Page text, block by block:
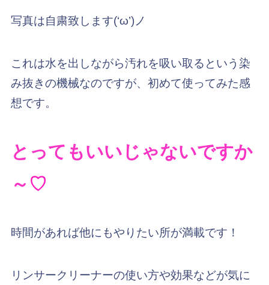
写真は自粛致します(‘ω’)ノ
これは水を出しながら汚れを吸い取るという染
み抜きの機械なのですが、初めて使ってみた感
想です。
とってもいいじゃないですか
～ ♡
時間があれば他にもやりたい所が満載です！
リンサークリーナーの使い方や効果などが気に